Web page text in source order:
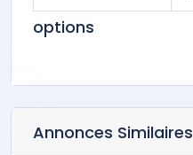
options
Annonces Similaires